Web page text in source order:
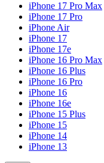
iPhone 17 Pro Max
iPhone 17 Pro
iPhone Air
iPhone 17
iPhone 17e
iPhone 16 Pro Max
iPhone 16 Plus
iPhone 16 Pro
iPhone 16
iPhone 16e
iPhone 15 Plus
iPhone 15
iPhone 14
iPhone 13